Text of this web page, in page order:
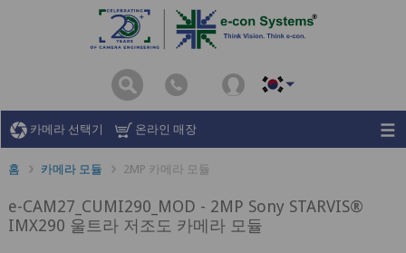
카메라 선택기 온라인 매장
홈 카메라 모듈 2MP 카메라 모듈
e-CAM27_CUMI290_MOD - 2MP Sony STARVIS®
IMX290 울트라 저조도 카메라 모듈